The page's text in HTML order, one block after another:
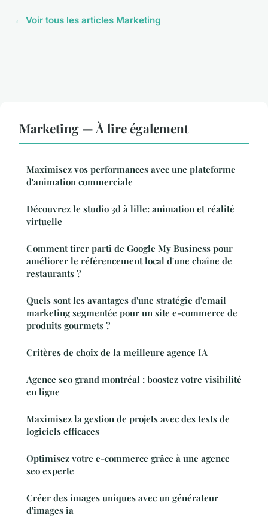
← Voir tous les articles Marketing
Marketing — À lire également
Maximisez vos performances avec une plateforme
d'animation commerciale
Découvrez le studio 3d à lille: animation et réalité
virtuelle
Comment tirer parti de Google My Business pour
améliorer le référencement local d'une chaîne de
restaurants ?
Quels sont les avantages d'une stratégie d'email
marketing segmentée pour un site e-commerce de
produits gourmets ?
Critères de choix de la meilleure agence IA
Agence seo grand montréal : boostez votre visibilité
en ligne
Maximisez la gestion de projets avec des tests de
logiciels efficaces
Optimisez votre e-commerce grâce à une agence
seo experte
Créer des images uniques avec un générateur
d'images ia